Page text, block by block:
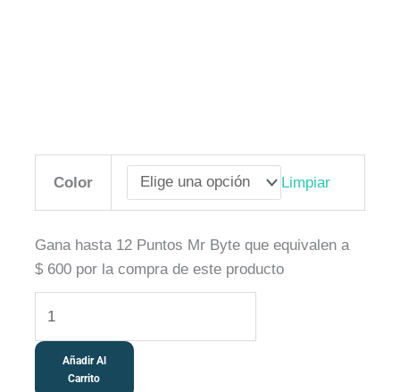
Color Limpiar
Gana hasta 12 Puntos Mr Byte que equivalen a
$600por la compra de este producto
Lenovo
530
inalámbrico
2.4
1200
ergonómico
cantidad
Añadir Al
Carrito